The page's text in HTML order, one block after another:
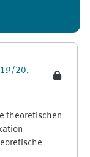
20,
theoretischen